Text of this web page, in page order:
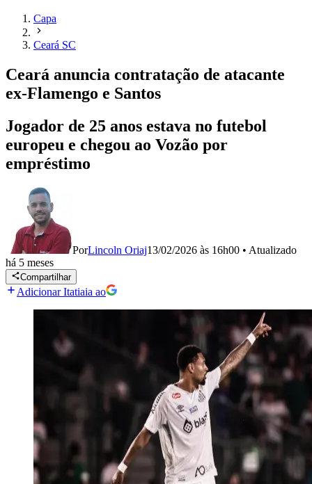
Capa
Ceará SC
Ceará anuncia contratação de atacante
ex-Flamengo e Santos
Jogador de 25 anos estava no futebol
europeu e chegou ao Vozão por
empréstimo
PorLincoln Oriaj13/02/2026 às 16h00 • Atualizado
há 5 meses
Compartilhar
Adicionar Itatiaia ao